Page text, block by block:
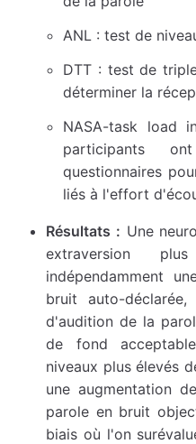
ANL : test de
DTT : test de
déterminer la
NASA-task load
participants
questionnaires
liés à l'effort
Résultats : Une
extraversion
indépendamment
bruit auto-
d'audition de la
de fond
niveaux plus élevés
une augmentation
parole en bruit
biais où l'on